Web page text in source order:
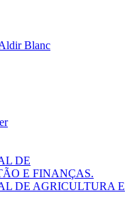
Blanc
DE
E FINANÇAS.
DE AGRICULTURA E